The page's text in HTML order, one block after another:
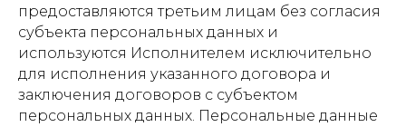
предоставляются третьим лицам без согласия
субъекта персональных данных и
используются Исполнителем исключительно
для исполнения указанного договора и
заключения договоров с субъектом
персональных данных. Персональные данные